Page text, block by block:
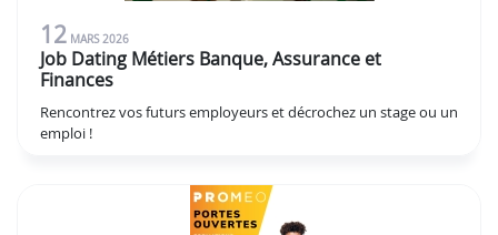
12 MARS 2026
Job Dating Métiers Banque, Assurance et
Finances
Rencontrez vos futurs employeurs et décrochez un stage ou un
emploi !